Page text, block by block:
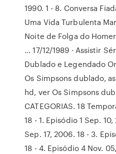
1990. 1 - 8. Conversa
Uma Vida Turbulenta
Noite de Folga do Homer
… 17/12/1989 · Assistir
Dublado e Legendado
Os Simpsons dublado,
hd, ver Os Simpsons
CATEGORIAS. 18
18 - 1. Episódio 1 Sep.
Sep. 17, 2006. 18 - 3.
18 - 4. Episódio 4 Nov.